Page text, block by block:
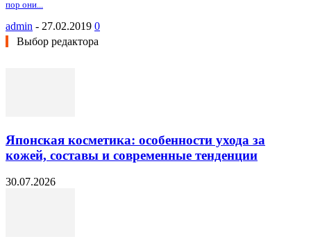
пор они...
admin - 27.02.2019 0
Выбор редактора
Японская косметика: особенности ухода за
кожей, составы и современные тенденции
30.07.2026